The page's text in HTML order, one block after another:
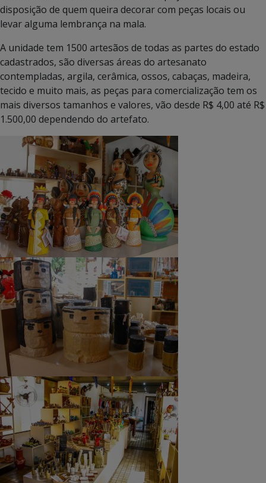
disposição de quem queira decorar com peças locais ou
levar alguma lembrança na mala.
A unidade tem 1500 artesãos de todas as partes do estado
cadastrados, são diversas áreas do artesanato
contempladas, argila, cerâmica, ossos, cabaças, madeira,
tecido e muito mais, as peças para comercialização tem os
mais diversos tamanhos e valores, vão desde R$ 4,00 até R$
1.500,00 dependendo do artefato.